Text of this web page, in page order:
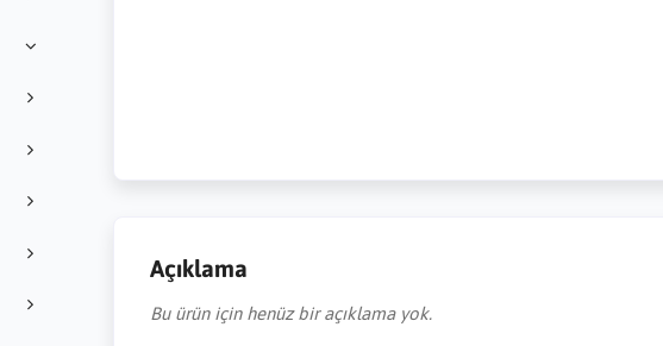
Açıklama
Bu ürün için henüz bir açıklama yok.